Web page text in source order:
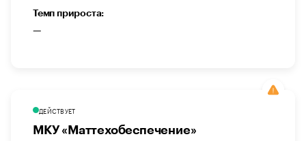
Темп прироста:
—
ДЕЙСТВУЕТ
МКУ «Маттехобеспечение»